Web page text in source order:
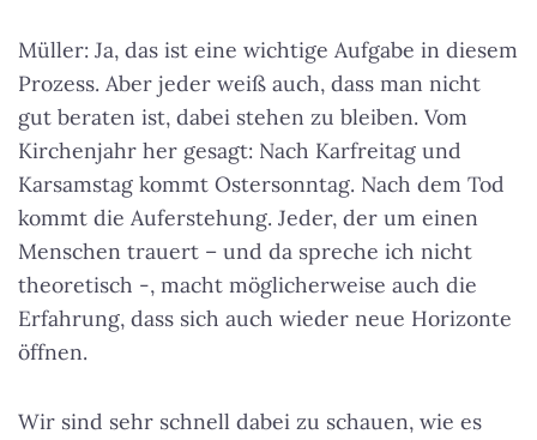
Müller: Ja, das ist eine wichtige Aufgabe in diesem
Prozess. Aber jeder weiß auch, dass man nicht
gut beraten ist, dabei stehen zu bleiben. Vom
Kirchenjahr her gesagt: Nach Karfreitag und
Karsamstag kommt Ostersonntag. Nach dem Tod
kommt die Auferstehung. Jeder, der um einen
Menschen trauert – und da spreche ich nicht
theoretisch -, macht möglicherweise auch die
Erfahrung, dass sich auch wieder neue Horizonte
öffnen.
Wir sind sehr schnell dabei zu schauen, wie es